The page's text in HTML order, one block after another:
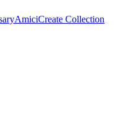
AmiciCreate Collection